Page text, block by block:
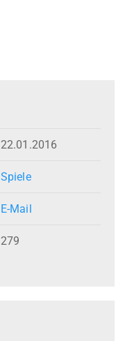
22.01.2016
Spiele
E-Mail
279